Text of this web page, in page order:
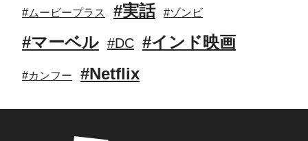
#ムービープラス #実話 #ゾンビ
#マーベル #DC #インド映画
#カンフー #Netflix